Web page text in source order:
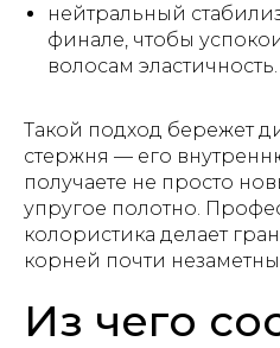
нейтральный
финале, чтобы
волосам эластичность.
Такой подход бережет
стержня — его
получаете не просто
упругое полотно.
колористика делает
корней почти
Из чего